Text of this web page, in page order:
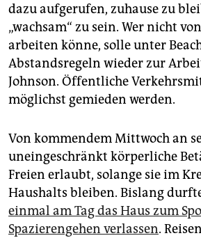
dazu aufgerufen, zuhause zu
„wachsam“ zu sein. Wer nicht
arbeiten könne, solle unter
Abstandsregeln wieder zur
Johnson. Öffentliche
möglichst gemieden werden.
Von kommendem Mittwoch an
uneingeschränkt körperliche
Freien erlaubt, solange sie im
Haushalts bleiben. Bislang
einmal am Tag das Haus zum
Spazierengehen verlassen.